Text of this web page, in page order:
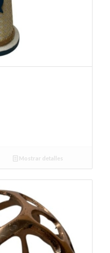
Mostrar detalles